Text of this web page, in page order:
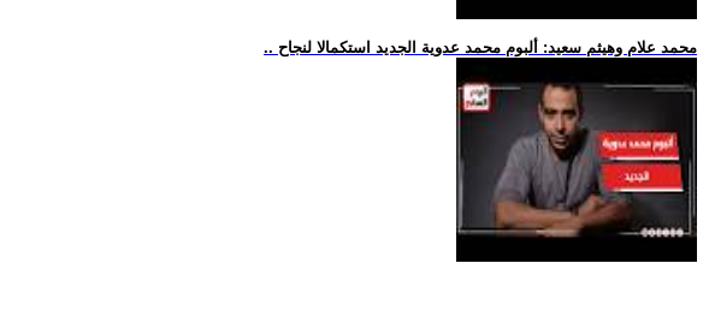
.. محمد علام وهيثم سعيد: ألبوم محمد عدوية الجديد استكمالا لنجاح